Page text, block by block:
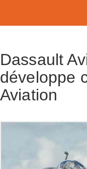
Dassault
développe
Aviation